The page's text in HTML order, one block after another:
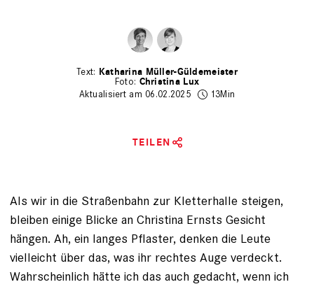
Katharina Müller-Güldemeister
Christina Lux
Aktualisiert am 06.02.2025
13Min
TEILEN
Als wir in die Straßenbahn zur Kletterhalle steigen,
bleiben ­einige Blicke an Christina Ernsts Gesicht
hängen. Ah, ein langes Pflaster, denken die Leute
vielleicht über das, was ihr rechtes Auge verdeckt.
Wahrscheinlich hätte ich das auch gedacht, wenn ich